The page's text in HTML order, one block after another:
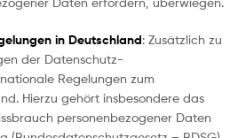
in Deutschland: Zusätzlich zu
der Datenschutz-
Regelungen zum
Hierzu gehört insbesondere das
personenbezogener Daten